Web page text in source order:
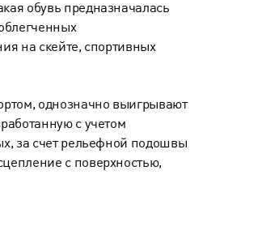
обувь предназначалась
на скейте, спортивных
однозначно выигрывают
с учетом
за счет рельефной подошвы
с поверхностью,